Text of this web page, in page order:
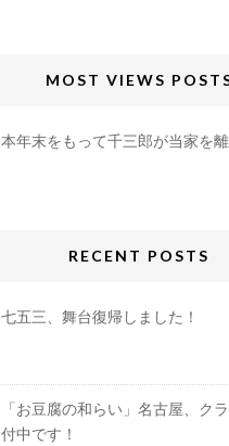
MOST VIEWS
本年末をもって千三郎が当家を離
RECENT POSTS
七五三、舞台復帰しました！
「お豆腐の和らい」名古屋、ク
付中です！